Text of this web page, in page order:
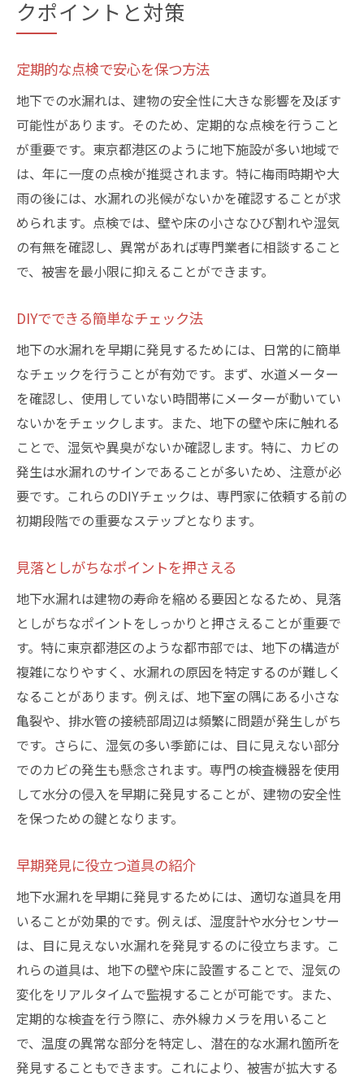
クポイントと対策
定期的な点検で安心を保つ方法
地下での水漏れは、建物の安全性に大きな影響を及ぼす
可能性があります。そのため、定期的な点検を行うこと
が重要です。東京都港区のように地下施設が多い地域で
は、年に一度の点検が推奨されます。特に梅雨時期や大
雨の後には、水漏れの兆候がないかを確認することが求
められます。点検では、壁や床の小さなひび割れや湿気
の有無を確認し、異常があれば専門業者に相談すること
で、被害を最小限に抑えることができます。
DIYでできる簡単なチェック法
地下の水漏れを早期に発見するためには、日常的に簡単
なチェックを行うことが有効です。まず、水道メーター
を確認し、使用していない時間帯にメーターが動いてい
ないかをチェックします。また、地下の壁や床に触れる
ことで、湿気や異臭がないか確認します。特に、カビの
発生は水漏れのサインであることが多いため、注意が必
要です。これらのDIYチェックは、専門家に依頼する前の
初期段階での重要なステップとなります。
見落としがちなポイントを押さえる
地下水漏れは建物の寿命を縮める要因となるため、見落
としがちなポイントをしっかりと押さえることが重要で
す。特に東京都港区のような都市部では、地下の構造が
複雑になりやすく、水漏れの原因を特定するのが難しく
なることがあります。例えば、地下室の隅にある小さな
亀裂や、排水管の接続部周辺は頻繁に問題が発生しがち
です。さらに、湿気の多い季節には、目に見えない部分
でのカビの発生も懸念されます。専門の検査機器を使用
して水分の侵入を早期に発見することが、建物の安全性
を保つための鍵となります。
早期発見に役立つ道具の紹介
地下水漏れを早期に発見するためには、適切な道具を用
いることが効果的です。例えば、湿度計や水分センサー
は、目に見えない水漏れを発見するのに役立ちます。こ
れらの道具は、地下の壁や床に設置することで、湿気の
変化をリアルタイムで監視することが可能です。また、
定期的な検査を行う際に、赤外線カメラを用いること
で、温度の異常な部分を特定し、潜在的な水漏れ箇所を
発見することもできます。これにより、被害が拡大する